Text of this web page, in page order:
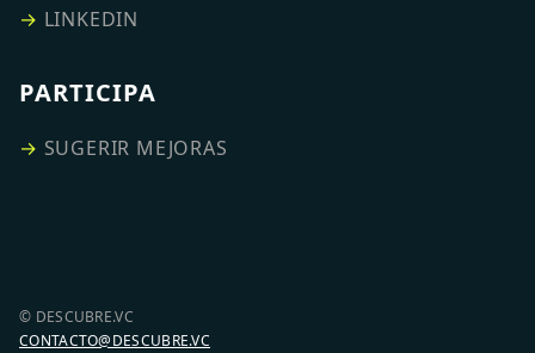
→ LINKEDIN
PARTICIPA
→ SUGERIR MEJORAS
© DESCUBRE.VC
CONTACTO@DESCUBRE.VC